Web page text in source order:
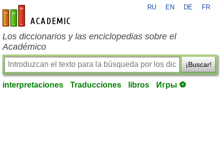
es-academic.com
RU EN DE FR
Los diccionarios y las enciclopedias sobre el
Académico
¡Buscar!
interpretaciones Traducciones libros Игры ⚽